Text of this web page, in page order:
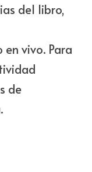
del libro,
vivo. Para
de